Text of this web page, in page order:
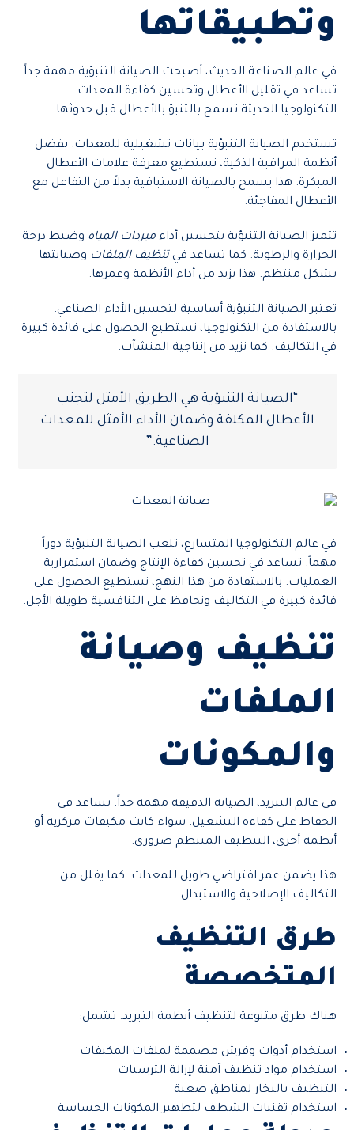
وتطبيقاتها
في عالم الصناعة الحديث، أصبحت الصيانة التنبؤية مهمة جداً.
تساعد في تقليل الأعطال وتحسين كفاءة المعدات.
التكنولوجيا الحديثة تسمح بالتنبؤ بالأعطال قبل حدوثها.
تستخدم الصيانة التنبؤية بيانات تشغيلية للمعدات. بفضل
أنظمة المراقبة الذكية، نستطيع معرفة علامات الأعطال
المبكرة. هذا يسمح بالصيانة الاستباقية بدلاً من التفاعل مع
الأعطال المفاجئة.
تتميز الصيانة التنبؤية بتحسين أداءمبردات المياه وضبط درجة
الحرارة والرطوبة. كما تساعد فيتنظيف الملفات وصيانتها
بشكل منتظم. هذا يزيد من أداء الأنظمة وعمرها.
تعتبر الصيانة التنبؤية أساسية لتحسين الأداء الصناعي.
بالاستفادة من التكنولوجيا، نستطيع الحصول على فائدة كبيرة
في التكاليف. كما نزيد من إنتاجية المنشآت.
“الصيانة التنبؤية هي الطريق الأمثل لتجنب
الأعطال المكلفة وضمان الأداء الأمثل للمعدات
الصناعية.”
في عالم التكنولوجيا المتسارع، تلعب الصيانة التنبؤية دوراً
مهماً. تساعد في تحسين كفاءة الإنتاج وضمان استمرارية
العمليات. بالاستفادة من هذا النهج، نستطيع الحصول على
فائدة كبيرة في التكاليف ونحافظ على التنافسية طويلة الأجل.
تنظيف وصيانة
الملفات
والمكونات
في عالم التبريد، الصيانة الدقيقة مهمة جداً. تساعد في
الحفاظ على كفاءة التشغيل. سواء كانت مكيفات مركزية أو
أنظمة أخرى، التنظيف المنتظم ضروري.
هذا يضمن عمر افتراضي طويل للمعدات. كما يقلل من
التكاليف الإصلاحية والاستبدال.
طرق التنظيف
المتخصصة
هناك طرق متنوعة لتنظيف أنظمة التبريد. تشمل:
استخدام أدوات وفرش مصممة لملفات المكيفات
استخدام مواد تنظيف آمنة لإزالة الترسبات
التنظيف بالبخار لمناطق صعبة
استخدام تقنيات الشطف لتطهير المكونات الحساسة